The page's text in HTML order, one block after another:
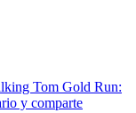
Tom Gold Run:
y comparte